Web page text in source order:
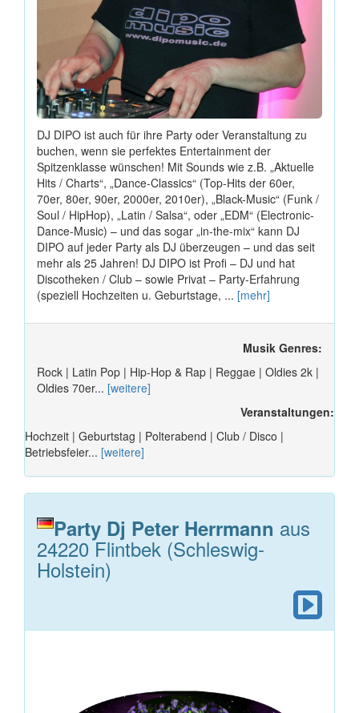
DJ DIPO ist auch für ihre Party oder Veranstaltung zu
buchen, wenn sie perfektes Entertainment der
Spitzenklasse wünschen! Mit Sounds wie z.B. „Aktuelle
Hits / Charts“, „Dance-Classics“ (Top-Hits der 60er,
70er, 80er, 90er, 2000er, 2010er), „Black-Music“ (Funk /
Soul / HipHop), „Latin / Salsa“, oder „EDM“ (Electronic-
Dance-Music) – und das sogar „in-the-mix“ kann DJ
DIPO auf jeder Party als DJ überzeugen – und das seit
mehr als 25 Jahren! DJ DIPO ist Profi – DJ und hat
Discotheken / Club – sowie Privat – Party-Erfahrung
(speziell Hochzeiten u. Geburtstage, ... [mehr]
Musik Genres:
Rock | Latin Pop | Hip-Hop & Rap | Reggae | Oldies 2k |
Oldies 70er... [weitere]
Veranstaltungen:
Hochzeit | Geburtstag | Polterabend | Club / Disco |
Betriebsfeier... [weitere]
Party Dj Peter Herrmann aus
24220 Flintbek (Schleswig-
Holstein)